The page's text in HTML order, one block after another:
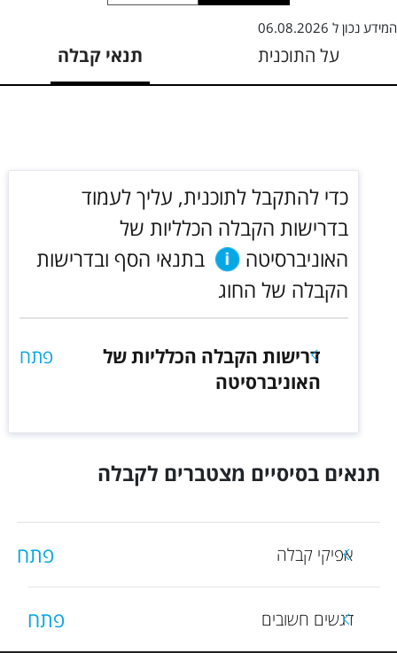
המידע נכון ל 06.08.2026
על התוכנית תנאי קבלה
כדי להתקבל לתוכנית, עליך לעמוד
בדרישות הקבלה הכלליות של
האוניברסיטה
בתנאי הסף ובדרישות
הקבלה של החוג
דרישות הקבלה הכלליות של
האוניברסיטה
פתח
תנאים בסיסיים מצטברים לקבלה
אפיקי קבלה פתח
דגשים חשובים פתח